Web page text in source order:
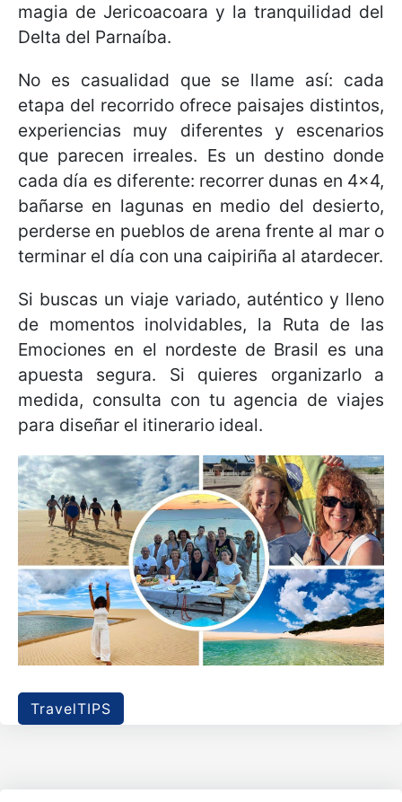
magia de Jericoacoara y la tranquilidad del
Delta del Parnaíba.
No es casualidad que se llame así: cada
etapa del recorrido ofrece paisajes distintos,
experiencias muy diferentes y escenarios
que parecen irreales. Es un destino donde
cada día es diferente: recorrer dunas en 4x4,
bañarse en lagunas en medio del desierto,
perderse en pueblos de arena frente al mar o
terminar el día con una caipiriña al atardecer.
Si buscas un viaje variado, auténtico y lleno
de momentos inolvidables, la Ruta de las
Emociones en el nordeste de Brasil es una
apuesta segura. Si quieres organizarlo a
medida, consulta con tu agencia de viajes
para diseñar el itinerario ideal.
TravelTIPS